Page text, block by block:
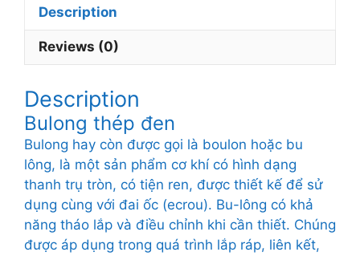
Description
Reviews (0)
Description
Bulong thép đen
Bulong hay còn được gọi là boulon hoặc bu
lông, là một sản phẩm cơ khí có hình dạng
thanh trụ tròn, có tiện ren, được thiết kế để sử
dụng cùng với đai ốc (ecrou). Bu-lông có khả
năng tháo lắp và điều chỉnh khi cần thiết. Chúng
được áp dụng trong quá trình lắp ráp, liên kết,